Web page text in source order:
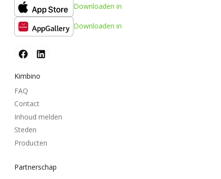
Downloaden in
Downloaden in
Kimbino
FAQ
Contact
Inhoud melden
Steden
Producten
Partnerschap